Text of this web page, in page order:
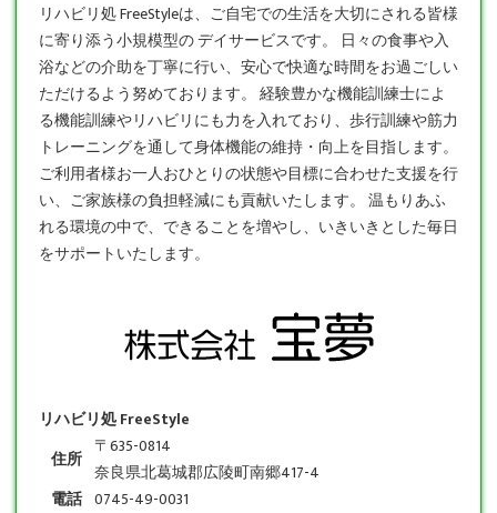
リハビリ処 FreeStyleは、ご自宅での生活を大切にされる皆様
に寄り添う小規模型のデイサービスです。 日々の食事や入
浴などの介助を丁寧に行い、安心で快適な時間をお過ごしい
ただけるよう努めております。 経験豊かな機能訓練士によ
る機能訓練やリハビリにも力を入れており、歩行訓練や筋力
トレーニングを通して身体機能の維持・向上を目指します。
ご利用者様お一人おひとりの状態や目標に合わせた支援を行
い、ご家族様の負担軽減にも貢献いたします。 温もりあふ
れる環境の中で、できることを増やし、いきいきとした毎日
をサポートいたします。
リハビリ処 FreeStyle
住所
〒635-0814
奈良県北葛城郡広陵町南郷417-4
電話 0745-49-0031